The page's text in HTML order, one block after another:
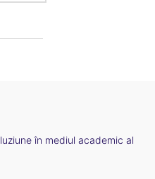
în mediul academic al